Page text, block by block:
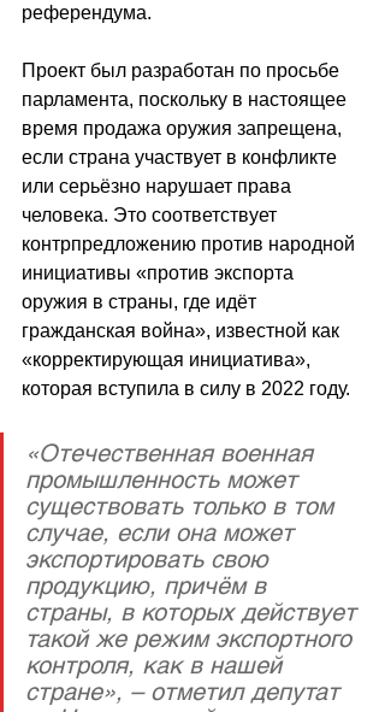
референдума.
Проект был разработан по просьбе
парламента, поскольку в настоящее
время продажа оружия запрещена,
если страна участвует в конфликте
или серьёзно нарушает права
человека. Это соответствует
контрпредложению против народной
инициативы «против экспорта
оружия в страны, где идёт
гражданская война», известной как
«корректирующая инициатива»,
которая вступила в силу в 2022 году.
«Отечественная военная
промышленность может
существовать только в том
случае, если она может
экспортировать свою
продукцию, причём в
страны, в которых действует
такой же режим экспортного
контроля, как в нашей
стране», – отметил депутат